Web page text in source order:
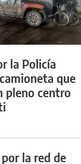
la Policía
que
pleno centro
la red de